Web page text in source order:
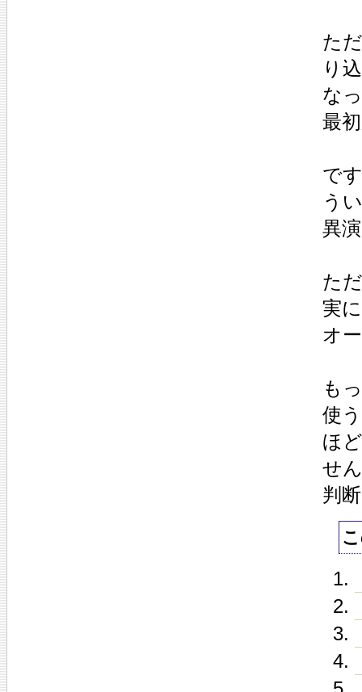
た
り
な
最
で
う
異
た
実
オ
も
使
ほ
せ
判